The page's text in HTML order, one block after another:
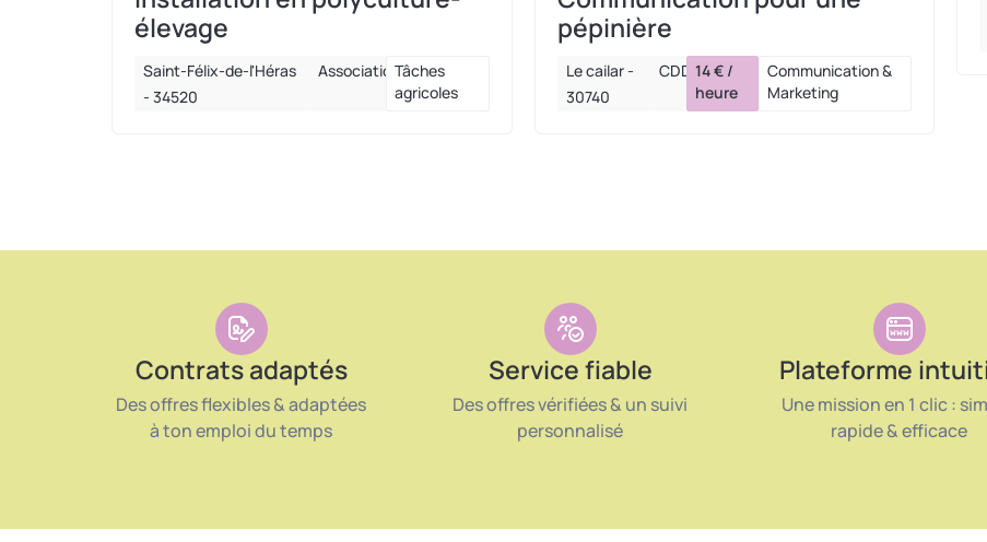
élevage
Saint-Félix-de-l'Héras
- 34520
AssociationTâches
agricoles
pépinière
Le cailar -
30740
CDD 14 € /
heure
Communication &
Marketing
Contrats adaptés
Des offres flexibles & adaptées
à ton emploi du temps
Service fiable
Des offres vérifiées & un suivi
personnalisé
Plateforme
Une mission en 1 clic :
rapide & efficace